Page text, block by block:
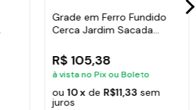
Grade em Ferro Fundido
Cerca Jardim Sacada
R$ 105,38
à vista no Pix ou Boleto
ou 10 x de R$11,33 sem
juros